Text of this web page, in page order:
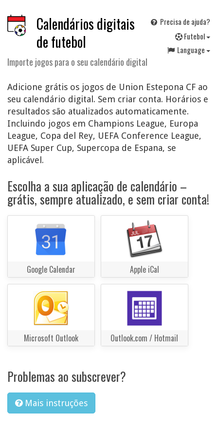
Calendários digitais
de futebol
Importe jogos para o seu calendário digital
Precisa de ajuda?
Futebol
Language
Adicione grátis os jogos de Union Estepona CF ao
seu calendário digital. Sem criar conta. Horários e
resultados são atualizados automaticamente.
Incluindo jogos em Champions League, Europa
League, Copa del Rey, UEFA Conference League,
UEFA Super Cup, Supercopa de Espana, se
aplicável.
Escolha a sua aplicação de calendário –
grátis, sempre atualizado, e sem criar conta!
Google Calendar Apple iCal
Microsoft Outlook Outlook.com / Hotmail
Problemas ao subscrever?
Mais instruções